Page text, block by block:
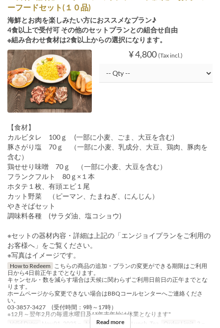
ーフードセット(１０品)
海鮮とお肉を楽しみたい方におススメなプラン♪
4食以上で受付可 その他のセットプランとの組合せ自由
※組み合わせ食材は2食以上からの選択になります。
¥ 4,800 (Tax incl.)
【食材】
カルビタレ 100ｇ (一部に小麦、ごま、大豆を含む)
豚さがり塩 70ｇ （一部に小麦、乳成分、大豆、鶏肉、豚肉を
含む）
鶏せせり味噌 70ｇ （一部に小麦、大豆を含む）
フランクフルト 80ｇ×１本
ホタテ１枚、有頭エビ１尾
カット野菜 （ピーマン、たまねぎ、にんじん）
やきそばセット
調味料各種 (サラダ油、塩コショウ)
※セットの器材内容・詳細は上記の「エンジョイプランをご利用の
お客様へ」をご覧ください。
※写真はイメージです。
How to Redeem こちらの商品の追加・プランの変更ができる期限はご利用
日から4日前正午までとなります。
キャンセル・数を減らす場合は天候に関わらずご利用日前日の正午までとな
ります。
ホームページから変更できない場合はBBQコールセンターへご連絡くださ
い。
03-3857-3427 (受付時間：9時～17時）
※12月～翌年2月の毎週水曜日及び年末年始は休業となります"
Valid Dates
Nov 01, 2025 ~ Meals Breakfast, Lunch, Tea Order Limit 2 ~
Read more